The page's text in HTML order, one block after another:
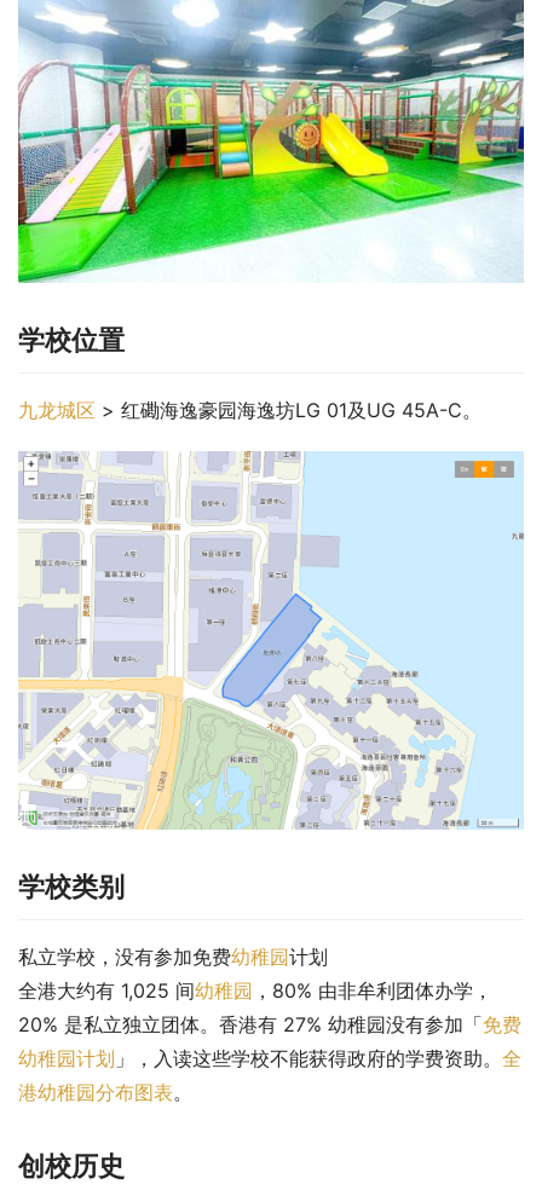
学校位置
九龙城区 > 红磡海逸豪园海逸坊LG 01及UG 45A-C。
学校类别
私立学校，没有参加免费幼稚园计划
全港大约有 1,025 间幼稚园 ，80% 由非牟利团体办学，
20% 是私立独立团体。香港有 27% 幼稚园没有参加「免费
幼稚园计划 」，入读这些学校不能获得政府的学费资助。 全
港幼稚园分布图表。
创校历史